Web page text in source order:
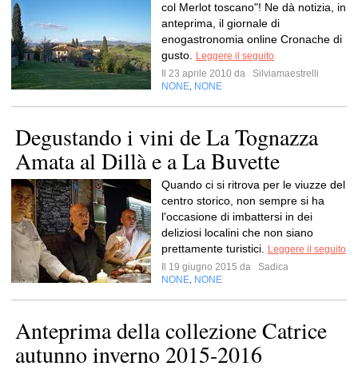
col Merlot toscano"! Ne dà notizia, in
anteprima, il giornale di
enogastronomia online Cronache di
gusto.
Leggere il seguito
Il 23 aprile 2010 da
Silviamaestrelli
NONE NONE
Degustando i vini de La Tognazza
Amata al Dillà e a La Buvette
Quando ci si ritrova per le viuzze del
centro storico, non sempre si ha
l'occasione di imbattersi in dei
deliziosi localini che non siano
prettamente turistici.
Leggere il seguito
Il 19 giugno 2015 da
Sadica
NONE NONE
Anteprima della collezione Catrice
autunno inverno 2015-2016